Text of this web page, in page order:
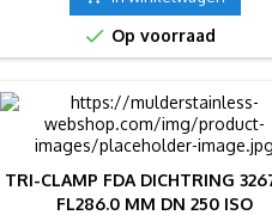
 Op voorraad
TRI-CLAMP FDA DICHTRING
FL286.0 MM DN 250 ISO